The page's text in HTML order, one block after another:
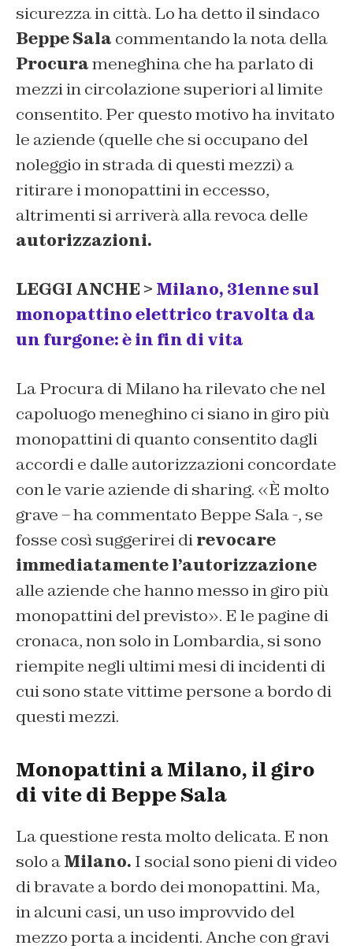
sicurezza in città. Lo ha detto il sindaco
Beppe Sala commentando la nota della
Procurameneghina che ha parlato di
mezzi in circolazione superiori al limite
consentito. Per questo motivo ha invitato
le aziende (quelle che si occupano del
noleggio in strada di questi mezzi) a
ritirare i monopattini in eccesso,
altrimenti si arriverà alla revoca delle
autorizzazioni.
LEGGI ANCHE > Milano, 31enne sul
monopattino elettrico travolta da
un furgone: è in fin di vita
La Procura di Milano ha rilevato che nel
capoluogo meneghino ci siano in giro più
monopattini di quanto consentito dagli
accordi e dalle autorizzazioni concordate
con le varie aziende di sharing. «È molto
grave – ha commentato Beppe Sala -, se
fosse così suggerirei direvocare
immediatamente l’autorizzazione
alle aziende che hanno messo in giro più
monopattini del previsto». E le pagine di
cronaca, non solo in Lombardia, si sono
riempite negli ultimi mesi di incidenti di
cui sono state vittime persone a bordo di
questi mezzi.
Monopattini a Milano, il giro
di vite di Beppe Sala
La questione resta molto delicata. E non
solo aMilano. I social sono pieni di video
di bravate a bordo dei monopattini. Ma,
in alcuni casi, un uso improvvido del
mezzo porta a incidenti. Anche con gravi